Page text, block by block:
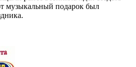
музыкальный подарок был